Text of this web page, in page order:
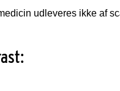
udleveres ikke af